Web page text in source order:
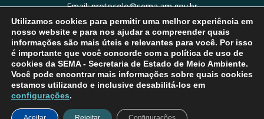
Email: protocolo@sema.am.gov.br
Tel: (92) 3659-1821
Utilizamos cookies para permitir uma melhor experiência em
nosso website e para nos ajudar a compreender quais
informações são mais úteis e relevantes para você. Por isso
é importante que você concorde com a política de uso de
cookies da SEMA - Secretaria de Estado de Meio Ambiente.
Você pode encontrar mais informações sobre quais cookies
estamos utilizando e inclusive desabilitá-los em
configurações.